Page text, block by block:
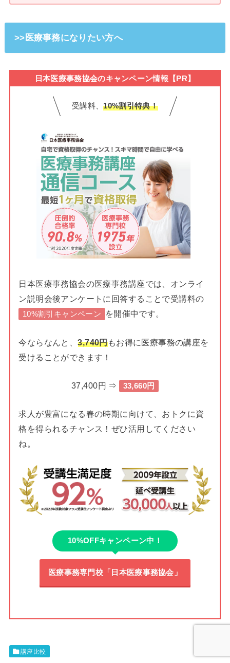
>>医療事務になりたい方へ
日本医療事務協会のキャンペーン情報【PR】
受講料、10%割引特典！
日本医療事務協会の医療事務講座では、オンライ
ン説明会後アンケートに回答することで受講料の
10%割引キャンペーン を開催中です。
今ならなんと、3,740円もお得に医療事務の講座を
受けることができます！
37,400円 ⇒ 33,660円
求人が豊富になる春の時期に向けて、おトクに資
格を得られるチャンス！ぜひ活用してください
ね。
10%OFFキャンペーン中！
医療事務専門校「日本医療事務協会」
講座比較